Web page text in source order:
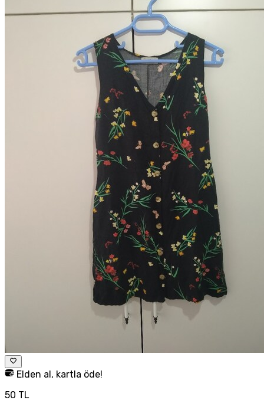
Elden al, kartla öde!
50 TL